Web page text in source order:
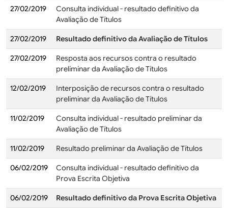
27/02/2019
Consulta individual - resultado definitivo da
Avaliação de Títulos
27/02/2019 Resultado definitivo da Avaliação de Títulos
27/02/2019
Resposta aos recursos contra o resultado
preliminar da Avaliação de Títulos
12/02/2019
Interposição de recursos contra o resultado
preliminar da Avaliação de Títulos
11/02/2019
Consulta individual - resultado preliminar da
Avaliação de Títulos
11/02/2019 Resultado preliminar da Avaliação de Títulos
06/02/2019
Consulta individual - resultado definitivo da
Prova Escrita Objetiva
06/02/2019 Resultado definitivo da Prova Escrita Objetiva